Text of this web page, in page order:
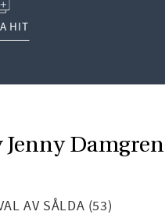
HIT
I NYTT FÖNSTER)
Damgren
AV SÅLDA (53)